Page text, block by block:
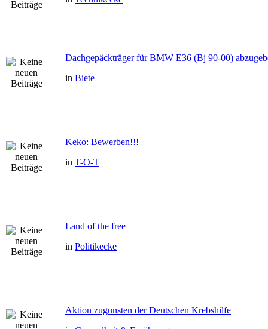
Dachgepäckträger für BMW E36 (Bj 90-00)
in Biete
Keko: Bewerben!!!
in T-O-T
Land of the free
in Politikecke
Aktion zugunsten der Deutschen Krebshilfe